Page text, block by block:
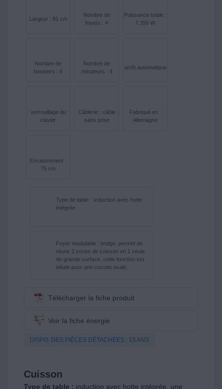
Largeur : 81 cm
Nombre de
foyers : 4
Puissance totale :
7.350 W
Nombre de
boosters : 4
Nombre de
minuteurs : 4
arrêt automatique
verrouillage du
clavier
Câblerie : câble
sans prise
Fabriqué en :
Allemagne
Encastrement :
75 cm
Type de table: : induction avec hotte
intégrée
Foyer modulable : bridge, permet de
réunir 2 zones de cuisson en 1 seule
de grande surface, cette fonction est
idéale pour une cocotte ovale.
Télécharger la fiche produit
Voir la fiche énergie
DISPO. DES PIÈCES DÉTACHÉES : 15 ANS
Cuisson
Type de table : induction avec hotte intégrée, une